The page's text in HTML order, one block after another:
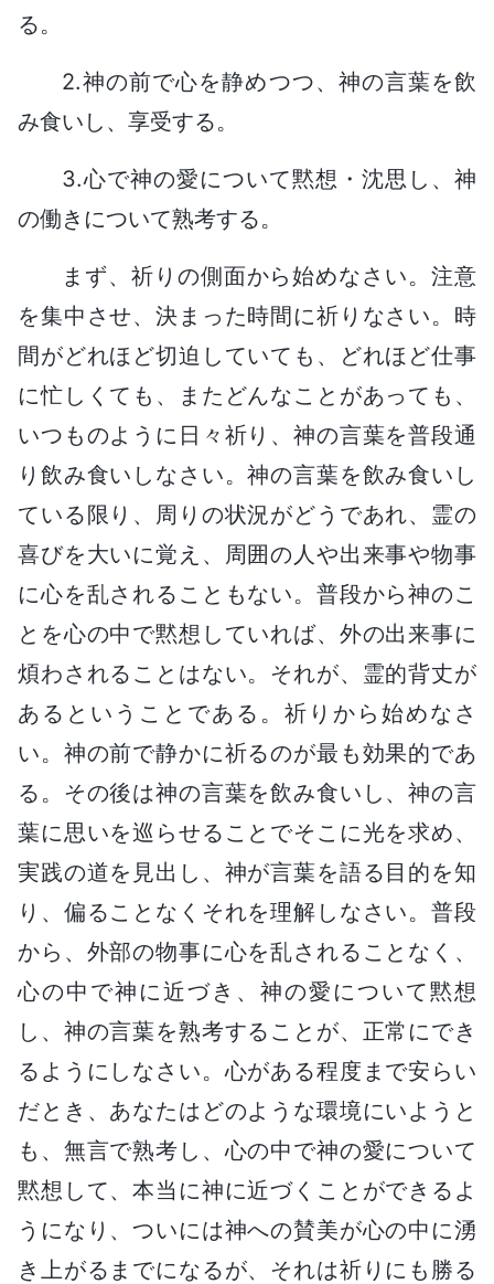
る。
2.神の前で心を静めつつ、神の言葉を飲
み食いし、享受する。
3.心で神の愛について黙想・沈思し、神
の働きについて熟考する。
まず、祈りの側面から始めなさい。注意
を集中させ、決まった時間に祈りなさい。時
間がどれほど切迫していても、どれほど仕事
に忙しくても、またどんなことがあっても、
いつものように日々祈り、神の言葉を普段通
り飲み食いしなさい。神の言葉を飲み食いし
ている限り、周りの状況がどうであれ、霊の
喜びを大いに覚え、周囲の人や出来事や物事
に心を乱されることもない。普段から神のこ
とを心の中で黙想していれば、外の出来事に
煩わされることはない。それが、霊的背丈が
あるということである。祈りから始めなさ
い。神の前で静かに祈るのが最も効果的であ
る。その後は神の言葉を飲み食いし、神の言
葉に思いを巡らせることでそこに光を求め、
実践の道を見出し、神が言葉を語る目的を知
り、偏ることなくそれを理解しなさい。普段
から、外部の物事に心を乱されることなく、
心の中で神に近づき、神の愛について黙想
し、神の言葉を熟考することが、正常にでき
るようにしなさい。心がある程度まで安らい
だとき、あなたはどのような環境にいようと
も、無言で熟考し、心の中で神の愛について
黙想して、本当に神に近づくことができるよ
うになり、ついには神への賛美が心の中に湧
き上がるまでになるが、それは祈りにも勝る